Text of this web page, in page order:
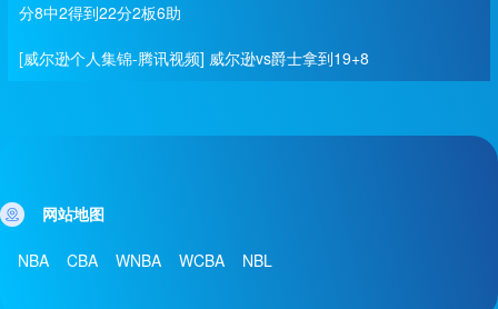
分8中2得到22分2板6助
[威尔逊个人集锦-腾讯视频] 威尔逊vs爵士拿到19+8
网站地图
NBA CBA WNBA WCBA NBL